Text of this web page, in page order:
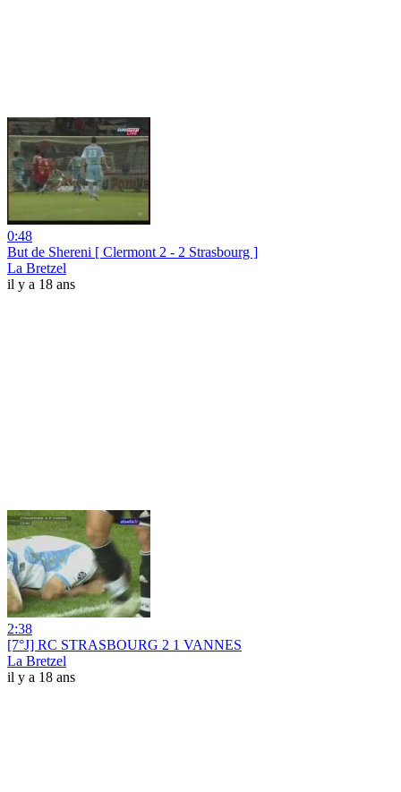
0:48
But de Shereni [ Clermont 2 - 2 Strasbourg ]
La Bretzel
il y a 18 ans
2:38
[7°J] RC STRASBOURG 2 1 VANNES
La Bretzel
il y a 18 ans